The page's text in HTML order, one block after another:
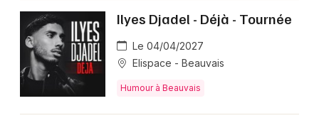
Ilyes Djadel - Déjà - Tournée
Le 04/04/2027
Elispace - Beauvais
Humour à Beauvais